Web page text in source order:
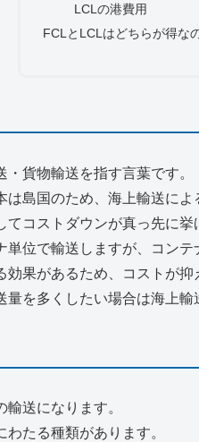
LCLの港費用
FCLとLCLはどちらが得な
貨物輸送を指す言葉です。
島国のため、海上輸送によ
コストダウンが真っ先に挙
単位で輸送しますが、コン
果があるため、コストが抑
を多くしたい場合は海上輸
送になります。
たる種類があります。